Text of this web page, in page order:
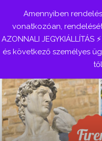
Belépés
Amennyiben
vonatkozóan,
AZONNALI
és következő személyes